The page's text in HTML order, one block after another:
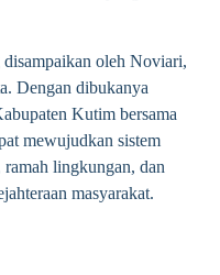
oleh Noviari,
Dengan dibukanya
Kutim bersama
mewujudkan sistem
ramah lingkungan, dan
masyarakat.